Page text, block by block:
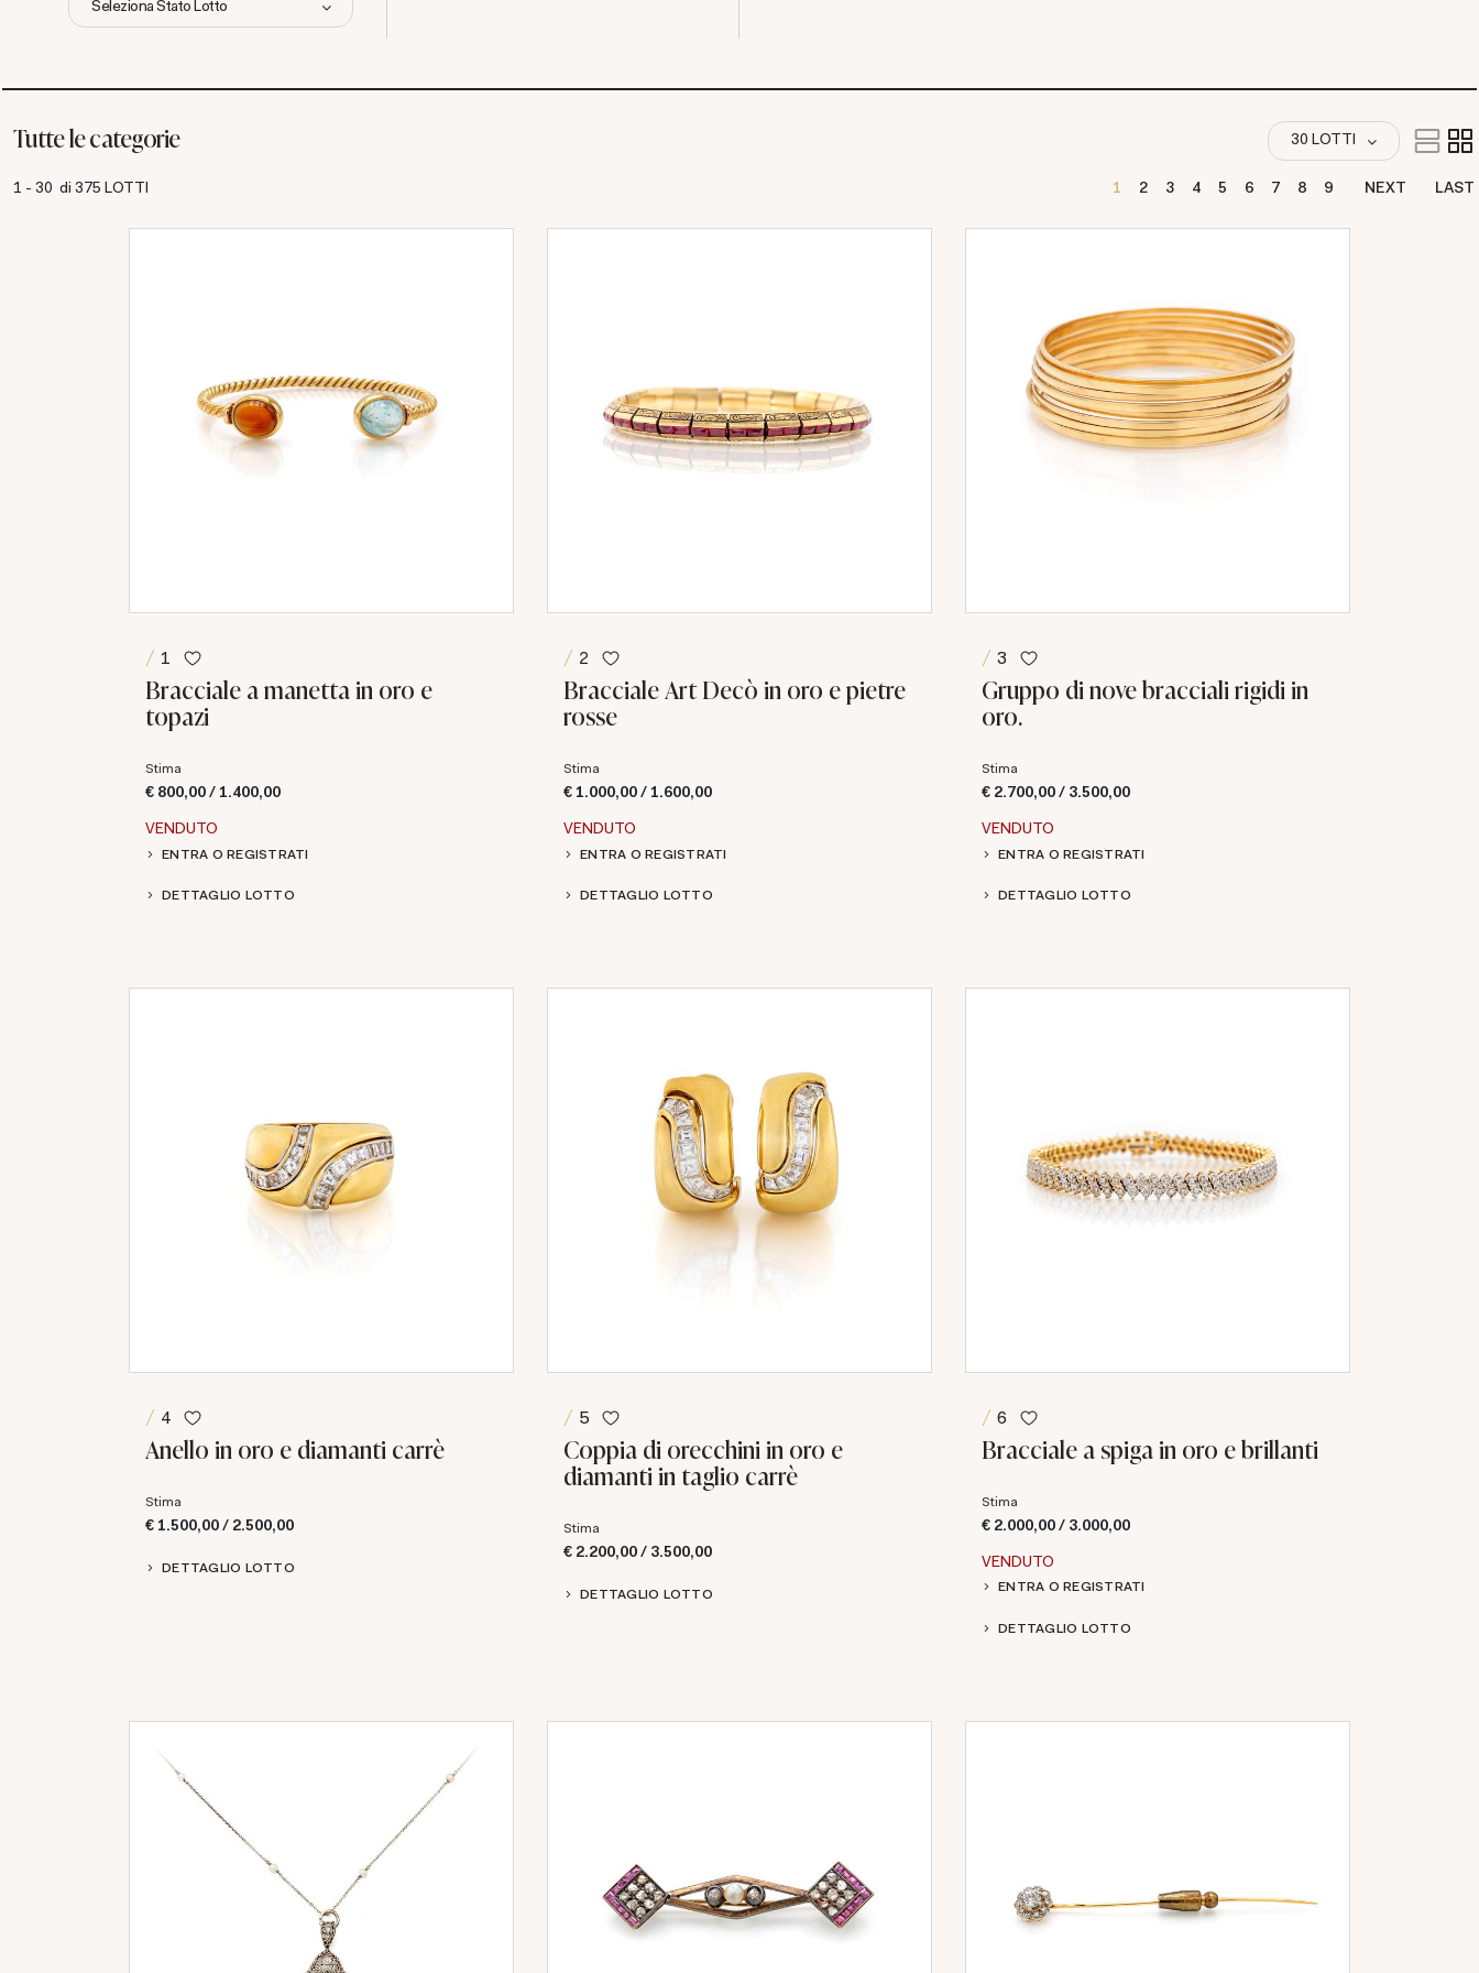
Seleziona Stato Lotto
Tutte le categorie 30 LOTTI
1 - 30 di 375 LOTTI 1 2 3 4 5 6 7 8 9 NEXT LAST
1
Bracciale a manetta in oro e
topazi
Stima
€ 800,00 / 1.400,00
VENDUTO
ENTRA O REGISTRATI
DETTAGLIO LOTTO
2
Bracciale Art Decò in oro e pietre
rosse
Stima
€ 1.000,00 / 1.600,00
VENDUTO
ENTRA O REGISTRATI
DETTAGLIO LOTTO
3
Gruppo di nove bracciali rigidi in
oro.
Stima
€ 2.700,00 / 3.500,00
VENDUTO
ENTRA O REGISTRATI
DETTAGLIO LOTTO
4
Anello in oro e diamanti carrè
Stima
€ 1.500,00 / 2.500,00
DETTAGLIO LOTTO
5
Coppia di orecchini in oro e
diamanti in taglio carrè
Stima
€ 2.200,00 / 3.500,00
DETTAGLIO LOTTO
6
Bracciale a spiga in oro e brillanti
Stima
€ 2.000,00 / 3.000,00
VENDUTO
ENTRA O REGISTRATI
DETTAGLIO LOTTO